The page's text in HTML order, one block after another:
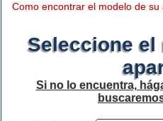
Como encontrar el modelo de su
Seleccione el
Si no lo encuentra,